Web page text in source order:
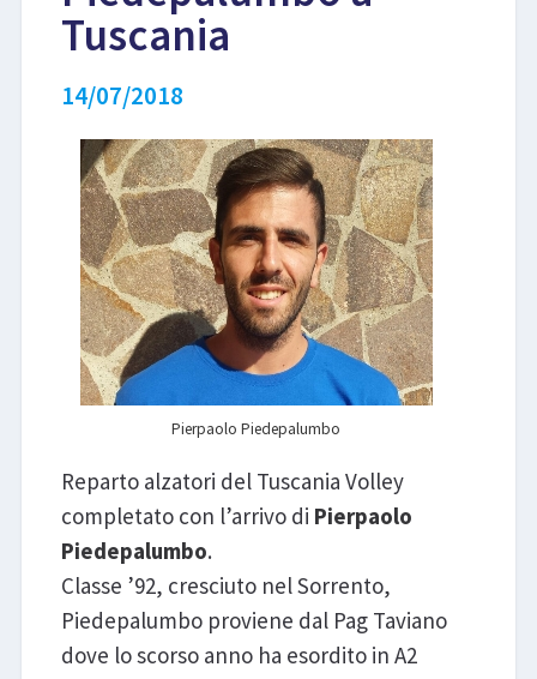
Tuscania
14/07/2018
Pierpaolo Piedepalumbo
Reparto alzatori del Tuscania Volley
completato con l’arrivo di Pierpaolo
Piedepalumbo.
Classe ’92, cresciuto nel Sorrento,
Piedepalumbo proviene dal Pag Taviano
dove lo scorso anno ha esordito in A2